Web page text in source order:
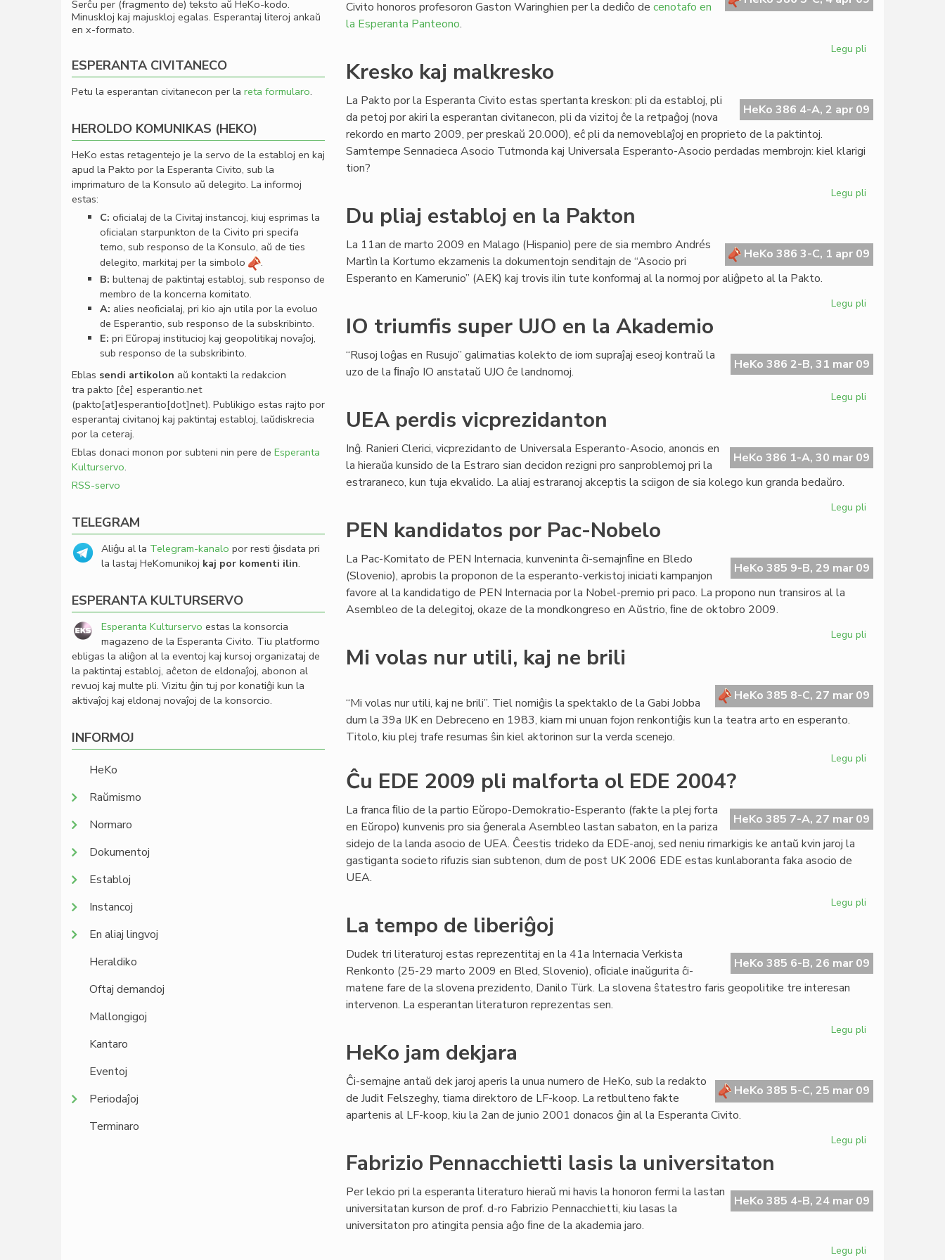
Civito honoros profesoron Gaston Waringhien per la dediĉo de cenotafo en
la Esperanta Panteono.
Legu pli
Waringhien
Kresko kaj malkresko
HeKo 386 4-A, 2 apr 09
La Pakto por la Esperanta Civito estas spertanta kreskon: pli da establoj, pli
da petoj por akiri la esperantan civitanecon, pli da vizitoj ĉe la retpaĝoj (nova
rekordo en marto 2009, per preskaŭ 20.000), eĉ pli da nemoveblaĵoj en proprieto de la paktintoj.
Samtempe Sennacieca Asocio Tutmonda kaj Universala Esperanto-Asocio perdadas membrojn: kiel klarigi
tion?
Legu pli
Du pliaj establoj en la Pakton
HeKo 386 3-C, 1 apr 09
La 11an de marto 2009 en Malago (Hispanio) pere de sia membro Andrés
Martìn la Kortumo ekzamenis la dokumentojn senditajn de “Asocio pri
Esperanto en Kamerunio” (AEK) kaj trovis ilin tute konformaj al la normoj por aliĝpeto al la Pakto.
Legu pli
en
la
IO triumfis super UJO en la Akademio
HeKo 386 2-B, 31 mar 09
“Rusoj loĝas en Rusujo” galimatias kolekto de iom supraĵaj eseoj kontraŭ la
uzo de la ﬁnaĵo IO anstataŭ UJO ĉe landnomoj.
Legu pli
UJO
en
UEA perdis vicprezidanton
HeKo 386 1-A, 30 mar 09
Inĝ. Ranieri Clerici, vicprezidanto de Universala Esperanto-Asocio, anoncis en
la hieraŭa kunsido de la Estraro sian decidon rezigni pro sanproblemoj pri la
estraraneco, kun tuja ekvalido. La aliaj estraranoj akceptis la sciigon de sia kolego kun granda bedaŭro.
Legu pli
PEN kandidatos por Pac-Nobelo
HeKo 385 9-B, 29 mar 09
La Pac-Komitato de PEN Internacia, kunveninta ĉi-semajnﬁne en Bledo
(Slovenio), aprobis la proponon de la esperanto-verkistoj iniciati kampanjon
favore al la kandidatigo de PEN Internacia por la Nobel-premio pri paco. La propono nun transiros al la
Asembleo de la delegitoj, okaze de la mondkongreso en Aŭstrio, ﬁne de oktobro 2009.
Legu pli
Pac-
Nobelo
Mi volas nur utili, kaj ne brili
HeKo 385 8-C, 27 mar 09
“Mi volas nur utili, kaj ne brili”. Tiel nomiĝis la spektaklo de la Gabi Jobba
dum la 39a IJK en Debreceno en 1983, kiam mi unuan fojon renkontiĝis kun la teatra arto en esperanto.
Titolo, kiu plej trafe resumas ŝin kiel aktorinon sur la verda scenejo.
Legu pli
utili,
kaj
Ĉu EDE 2009 pli malforta ol EDE 2004?
HeKo 385 7-A, 27 mar 09
La franca ﬁlio de la partio Eŭropo-Demokratio-Esperanto (fakte la plej forta
en Eŭropo) kunvenis pro sia ĝenerala Asembleo lastan sabaton, en la pariza
sidejo de la landa asocio de UEA. Ĉeestis trideko da EDE-anoj, sed neniu rimarkigis ke antaŭ kvin jaroj la
gastiganta societo rifuzis sian subtenon, dum de post UK 2006 EDE estas kunlaboranta faka asocio de
UEA.
Legu pli
pli
malforta
La tempo de liberiĝoj
HeKo 385 6-B, 26 mar 09
Dudek tri literaturoj estas reprezentitaj en la 41a Internacia Verkista
Renkonto (25-29 marto 2009 en Bled, Slovenio), oﬁciale inaŭgurita ĉi-
matene fare de la slovena prezidento, Danilo Türk. La slovena ŝtatestro faris geopolitike tre interesan
intervenon. La esperantan literaturon reprezentas sen.
Legu pli
liberiĝoj
HeKo jam dekjara
HeKo 385 5-C, 25 mar 09
Ĉi-semajne antaŭ dek jaroj aperis la unua numero de HeKo, sub la redakto
de Judit Felszeghy, tiama direktoro de LF-koop. La retbulteno fakte
apartenis al LF-koop, kiu la 2an de junio 2001 donacos ĝin al la Esperanta Civito.
Legu pli
Fabrizio Pennacchietti lasis la universitaton
HeKo 385 4-B, 24 mar 09
Per lekcio pri la esperanta literaturo hieraŭ mi havis la honoron fermi la lastan
universitatan kurson de prof. d-ro Fabrizio Pennacchietti, kiu lasas la
universitaton pro atingita pensia aĝo ﬁne de la akademia jaro.
Legu pli
Serĉu per (fragmento de) teksto aŭ HeKo-kodo.
Minuskloj kaj majuskloj egalas. Esperantaj literoj ankaŭ
en x-formato.
ESPERANTA CIVITANECO
Petu la esperantan civitanecon per la reta formularo.
HEROLDO KOMUNIKAS (HEKO)
HeKo estas retagentejo je la servo de la establoj en kaj
apud la Pakto por la Esperanta Civito, sub la
imprimaturo de la Konsulo aŭ delegito. La informoj
estas:
C: oﬁcialaj de la Civitaj instancoj, kiuj esprimas la
oﬁcialan starpunkton de la Civito pri specifa
temo, sub responso de la Konsulo, aŭ de ties
delegito, markitaj per la simbolo
.
B: bultenaj de paktintaj establoj, sub responso de
membro de la koncerna komitato.
A: alies neoﬁcialaj, pri kio ajn utila por la evoluo
de Esperantio, sub responso de la subskribinto.
E: pri Eŭropaj institucioj kaj geopolitikaj novaĵoj,
sub responso de la subskribinto.
Eblas sendi artikolon aŭ kontakti la redakcion
tra pakto [ĉe] esperantio.net
(pakto[at]esperantio[dot]net). Publikigo estas rajto por
esperantaj civitanoj kaj paktintaj establoj, laŭdiskrecia
por la ceteraj.
Eblas donaci monon por subteni nin pere de Esperanta
Kulturservo.
RSS-servo
TELEGRAM
Aliĝu al la Telegram-kanalo por resti ĝisdata pri
la lastaj HeKomunikoj kaj por komenti ilin.
ESPERANTA KULTURSERVO
Esperanta Kulturservo estas la konsorcia
magazeno de la Esperanta Civito. Tiu platformo
ebligas la aliĝon al la eventoj kaj kursoj organizataj de
la paktintaj establoj, aĉeton de eldonaĵoj, abonon al
revuoj kaj multe pli. Vizitu ĝin tuj por konatiĝi kun la
aktivaĵoj kaj eldonaj novaĵoj de la konsorcio.
INFORMOJ
HeKo
Raŭmismo
Normaro
Dokumentoj
Establoj
Instancoj
En aliaj lingvoj
Heraldiko
Oftaj demandoj
Mallongigoj
Kantaro
Eventoj
Periodaĵoj
Terminaro